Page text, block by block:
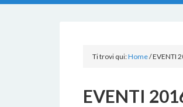
Ti trovi qui:Home/EVENTI
EVENTI